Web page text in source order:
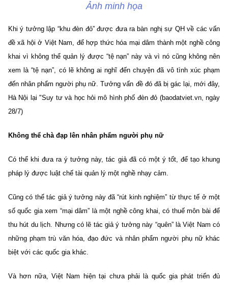
Ảnh minh họa
Khi ý tưởng lập “khu đèn đỏ” được đưa ra bàn nghị sự QH về các vấn
đề xã hội ở Việt Nam, để hợp thức hóa mại dâm thành một nghề công
khai vì không thể quản lý được “tệ nạn” này và vì nó cũng không nên
xem là “tệ nạn”, có lẽ không ai nghĩ đến chuyện đã vô tình xúc phạm
đến nhân phẩm người phụ nữ. Tưởng vấn đề đó đã bị gác lại, mới đây,
Hà Nội lại "Suy tư và học hỏi mô hình phố đèn đỏ (baodatviet.vn, ngày
28/7)
Không thể chà đạp lên nhân phẩm người phụ nữ
Có thể khi đưa ra ý tưởng này, tác giả đã có một ý tốt, để tạo khung
pháp lý được luật chế tài quản lý một nghề nhạy cảm.
Cũng có thể tác giả ý tưởng này đã “rút kinh nghiệm” từ thực tế ở một
số quốc gia xem “mại dâm” là một nghề công khai, có thuế môn bài để
thu hút du lịch. Nhưng có lẽ tác giả ý tưởng này “quên” là Việt Nam có
những phạm trù văn hóa, đạo đức và nhân phẩm người phụ nữ khác
biệt với các quốc gia khác.
Và hơn nữa, Việt Nam hiện tại chưa phải là quốc gia phát triển đủ